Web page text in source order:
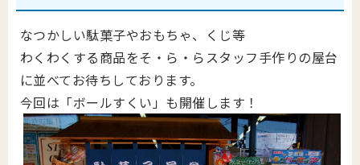
なつかしい駄菓子やおもちゃ、くじ等
わくわくする商品をそ・ら・らスタッフ手作りの屋台
に並べてお待ちしております。
今回は「ボールすくい」も開催します！